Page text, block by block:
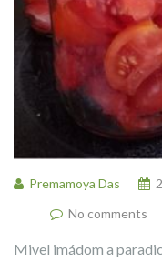
Premamoya Das
No comments
Mivel imádom a